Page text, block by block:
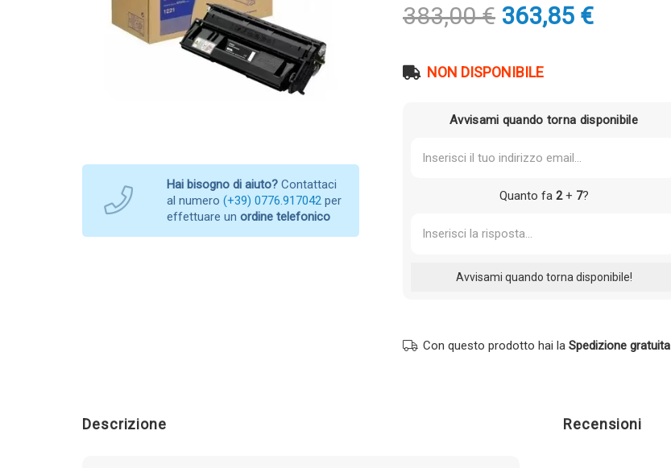
Hai bisogno di aiuto? Contattaci
al numero (+39) 0776.917042 per
effettuare un ordine telefonico
383,00€ Il
prezzo
era:
363,85 €Il
NON DISPONIBILE
Avvisami quando torna disponibile
Quanto fa 2+ 7?
Con questo prodotto hai la Spedizione gratuita
Descrizione Recensioni